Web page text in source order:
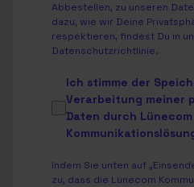
Abbestellen, zu unseren
dazu, wie wir Deine
respektieren, findest Du in
Datenschutzrichtlinie.
Ich stimme der
Verarbeitung meiner
Daten durch Lünecom
Indem Sie unten auf
zu, dass die Lünecom